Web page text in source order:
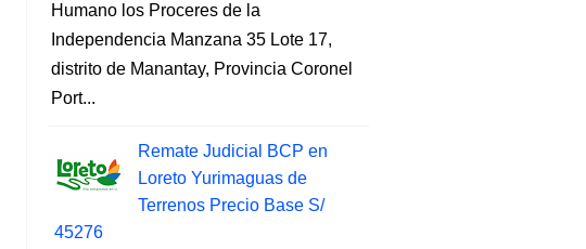
Humano los Proceres de la
Independencia Manzana 35 Lote 17,
distrito de Manantay, Provincia Coronel
Port...
Remate Judicial BCP en
Loreto Yurimaguas de
Terrenos Precio Base S/
45276